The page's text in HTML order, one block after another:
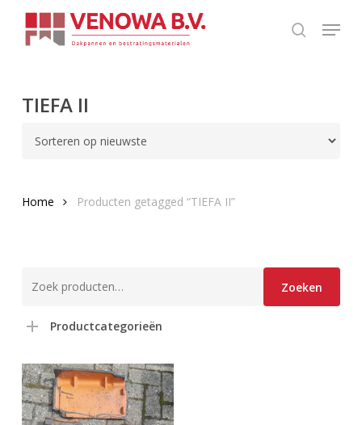
search
Menu
TIEFA II
Home Producten getagged “TIEFA II”
Zoeken
Productcategorieën